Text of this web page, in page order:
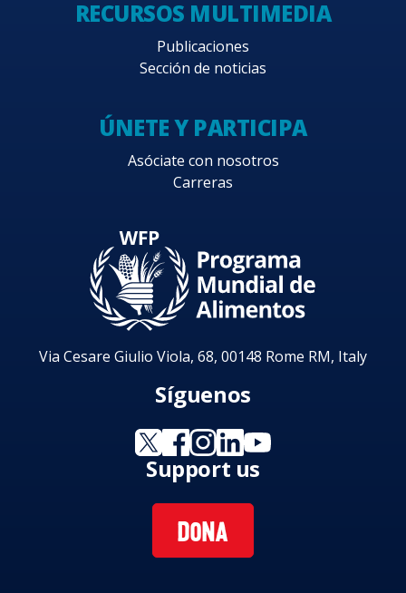
RECURSOS MULTIMEDIA
Publicaciones
Sección de noticias
ÚNETE Y PARTICIPA
Asóciate con nosotros
Carreras
Via Cesare Giulio Viola, 68, 00148 Rome RM, Italy
Síguenos
Support us
DONA